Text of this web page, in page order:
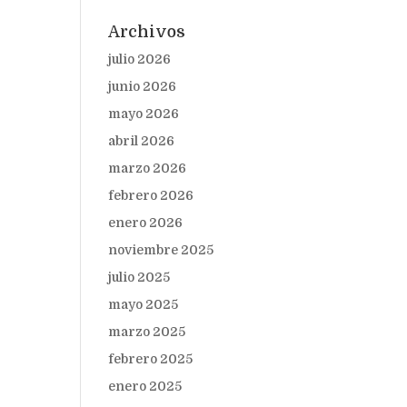
Archivos
julio 2026
junio 2026
mayo 2026
abril 2026
marzo 2026
febrero 2026
enero 2026
noviembre 2025
julio 2025
mayo 2025
marzo 2025
febrero 2025
enero 2025